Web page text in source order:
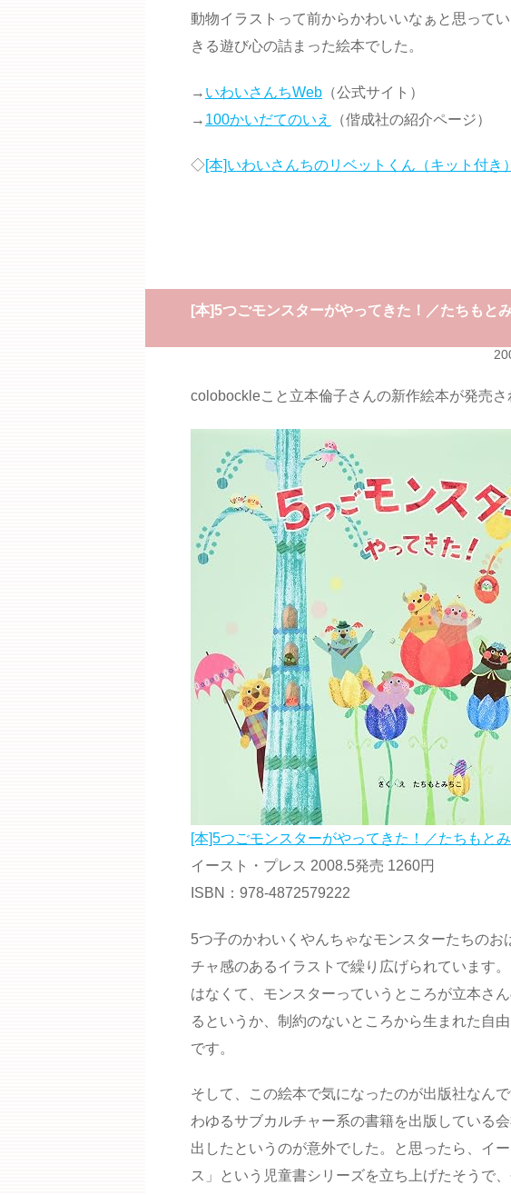
動物イラストって前からかわいいなぁと思って
きる遊び心の詰まった絵本でした。
→ いわいさんちWeb （公式サイト）
→ 100かいだてのいえ （偕成社の紹介ページ）
◇[本]いわいさんちのリベットくん（キット付き
[本]5つごモンスターがやってきた！／たちもと
colobockleこと立本倫子さんの新作絵本が発売さ
[本]5つごモンスターがやってきた！／たちもとみ
イースト・プレス 2008.5発売 1260円
ISBN：978-4872579222
5つ子のかわいくやんちゃなモンスターたちのお
チャ感のあるイラストで繰り広げられています
はなくて、モンスターっていうところが立本さ
るというか、制約のないところから生まれた自
です。
そして、この絵本で気になったのが出版社なん
わゆるサブカルチャー系の書籍を出版している
出したというのが意外でした。と思ったら、イ
ス」という児童書シリーズを立ち上げたそうで